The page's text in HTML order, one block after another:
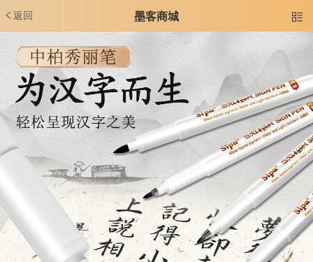
返回 墨客商城 